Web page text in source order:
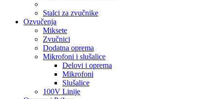
Stalci za zvučnike
Ozvučenja
Miksete
Zvučnici
Dodatna oprema
Mikrofoni i slušalice
Delovi i oprema
Mikrofoni
Slušalice
100V Linije